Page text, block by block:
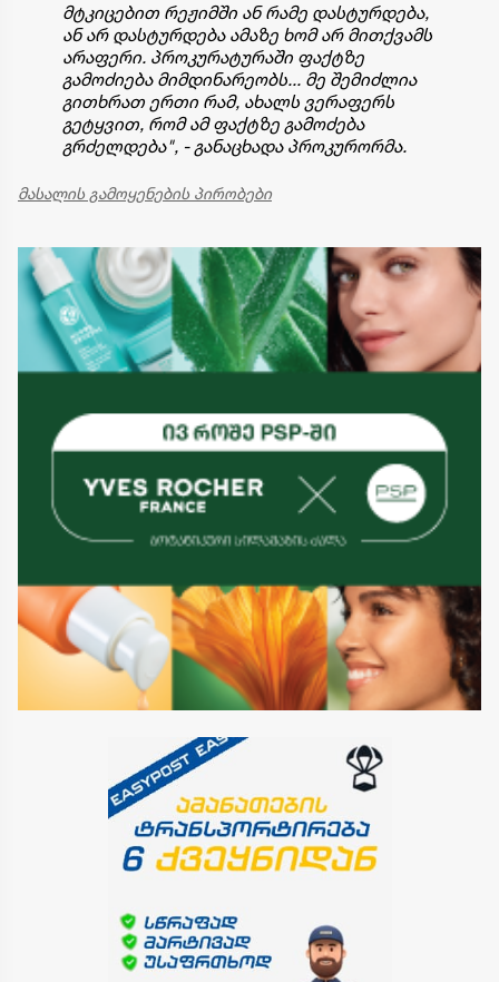
მტკიცებით რეჟიმში ან რამე დასტურდება,
ან არ დასტურდება ამაზე ხომ არ მითქვამს
არაფერი. პროკურატურაში ფაქტზე
გამოძიება მიმდინარეობს... მე შემიძლია
გითხრათ ერთი რამ, ახალს ვერაფერს
გეტყვით, რომ ამ ფაქტზე გამოძება
გრძელდება", - განაცხადა პროკურორმა.
მასალის გამოყენების პირობები